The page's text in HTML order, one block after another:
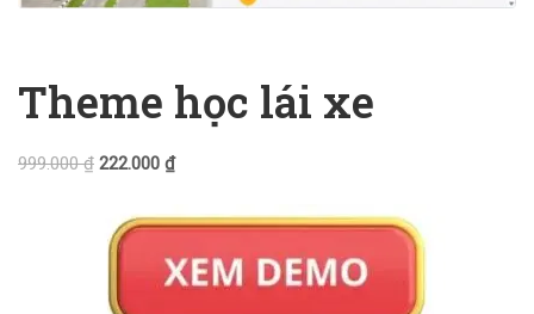
Theme học lái xe
999.000₫ 222.000 ₫